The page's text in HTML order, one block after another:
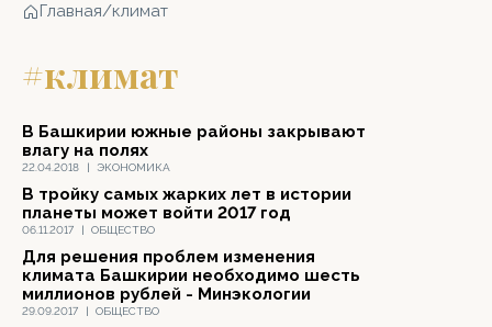
Главная/климат
#климат
22.04.2018 | ЭКОНОМИКА
В Башкирии южные районы закрывают
влагу на полях
06.11.2017 | ОБЩЕСТВО
В тройку самых жарких лет в истории
планеты может войти 2017 год
29.09.2017 | ОБЩЕСТВО
Для решения проблем изменения
климата Башкирии необходимо шесть
миллионов рублей - Минэкологии